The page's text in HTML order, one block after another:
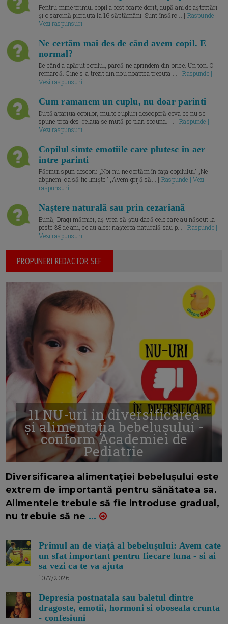
Pentru mine primul copil a fost foarte dorit, după ani de așteptări
și o sarcină pierduta la 16 săptămâni. Sunt însărc... | Raspunde |
Vezi raspunsuri
Ne certăm mai des de când avem copil. E
normal?
De când a apărut copilul, parcă ne aprindem din orice. Un ton. O
remarcă. Cine s-a trezit din nou noaptea trecuta.... |Raspunde |
Vezi raspunsuri
Cum ramanem un cuplu, nu doar parinti
După apariția copiilor, multe cupluri descoperă ceva ce nu se
spune prea des: relația se mută pe plan secund. ... |Raspunde |
Vezi raspunsuri
Copilul simte emotiile care plutesc in aer
intre parinti
Părinții spun deseori: „Noi nu ne certăm în fața copilului.” „Ne
abținem, ca să fie liniște.” „Avem grijă să... | Raspunde | Vezi
raspunsuri
Naștere naturală sau prin cezariană
Bună, Dragi mămici, aș vrea să știu dacă cele care au născut la
peste 38 de ani, ce ați ales: nașterea naturală sau p... |Raspunde |
Vezi raspunsuri
PROPUNERI REDACTOR SEF
11 NU-uri in diversificarea
și alimentația bebelușului -
conform Academiei de
Pediatrie
Diversificarea alimentației bebelușului este
extrem de importantă pentru sănătatea sa.
Alimentele trebuie să fie introduse gradual,
nu trebuie să ne ...
Primul an de viață al bebelușului: Avem cate
un sfat important pentru fiecare luna - si ai
sa vezi ca te va ajuta
10/7/2026
Depresia postnatala sau baletul dintre
dragoste, emotii, hormoni si oboseala crunta
- confesiuni